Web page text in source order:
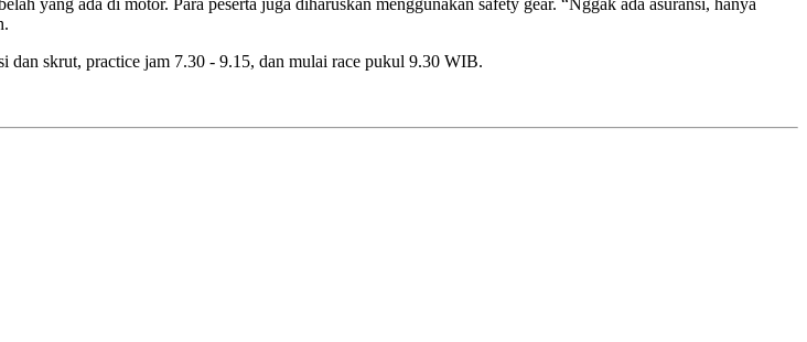
dan skrut, practice jam 7.30 - 9.15, dan mulai race pukul 9.30 WIB.